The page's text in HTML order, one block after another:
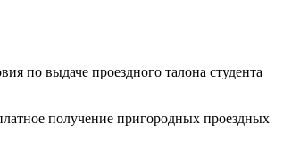
по выдаче проездного талона студента
получение пригородных проездных